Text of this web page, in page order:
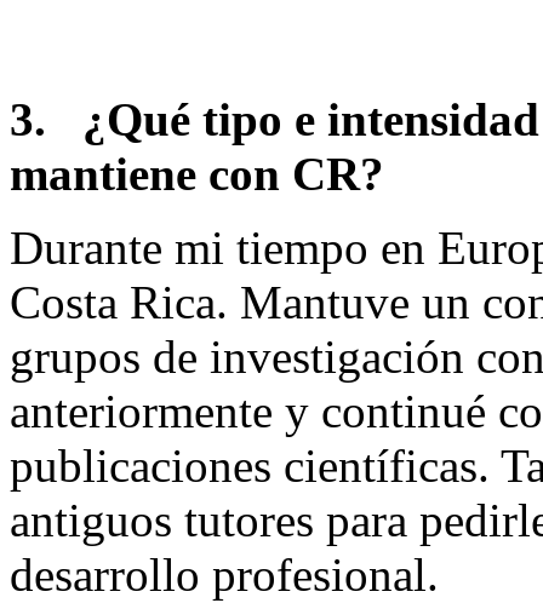
3. ¿Qué tipo e
mantiene con CR?
Durante mi tiempo en
Costa Rica. Mantuve un
grupos de investigación
anteriormente y continué
publicaciones científicas.
antiguos tutores para
desarrollo profesional.